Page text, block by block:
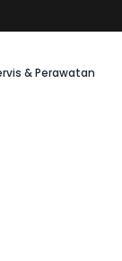
& Perawatan